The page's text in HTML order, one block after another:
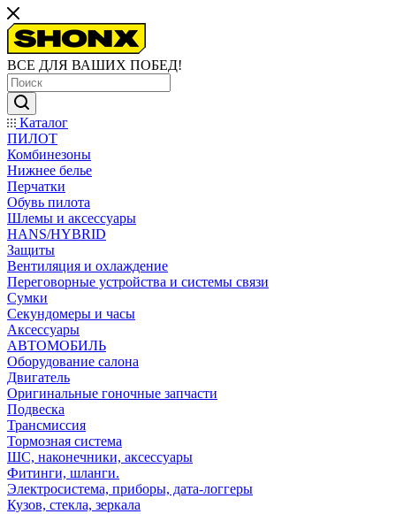
ВСЕ ДЛЯ ВАШИХ ПОБЕД!
Каталог
ПИЛОТ
Комбинезоны
Нижнее белье
Перчатки
Обувь пилота
Шлемы и аксессуары
HANS/HYBRID
Защиты
Вентиляция и охлаждение
Переговорные устройства и системы связи
Сумки
Секундомеры и часы
Аксессуары
АВТОМОБИЛЬ
Оборудование салона
Двигатель
Оригинальные гоночные запчасти
Подвеска
Трансмиссия
Тормозная система
ШС, наконечники, аксессуары
Фитинги, шланги.
Электросистема, приборы, дата-логгеры
Кузов, стекла, зеркала